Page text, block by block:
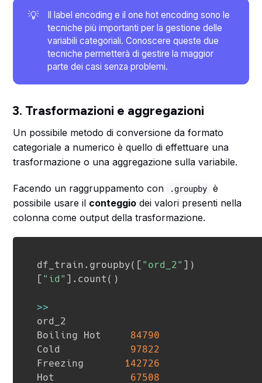
💡
Il label encoding e il one hot encoding sono le
tecniche più importanti per la gestione delle
variabili categoriali. Conoscere queste due
tecniche permetterà di gestire la maggior
parte dei casi senza problemi.
3. Trasformazioni e aggregazioni
Un possibile metodo di conversione da formato
categoriale a numerico è quello di effettuare una
trasformazione o una aggregazione sulla variabile.
Facendo un raggruppamento con .groupby
è
possibile usare il conteggio dei valori presenti nella
colonna come output della trasformazione.
df_train . groupby( [ "ord_2" ] )
[ "id" ] . count ( )
>>
ord_2
Boiling Hot 84790
Cold 97822
Freezing 142726
Hot 67508